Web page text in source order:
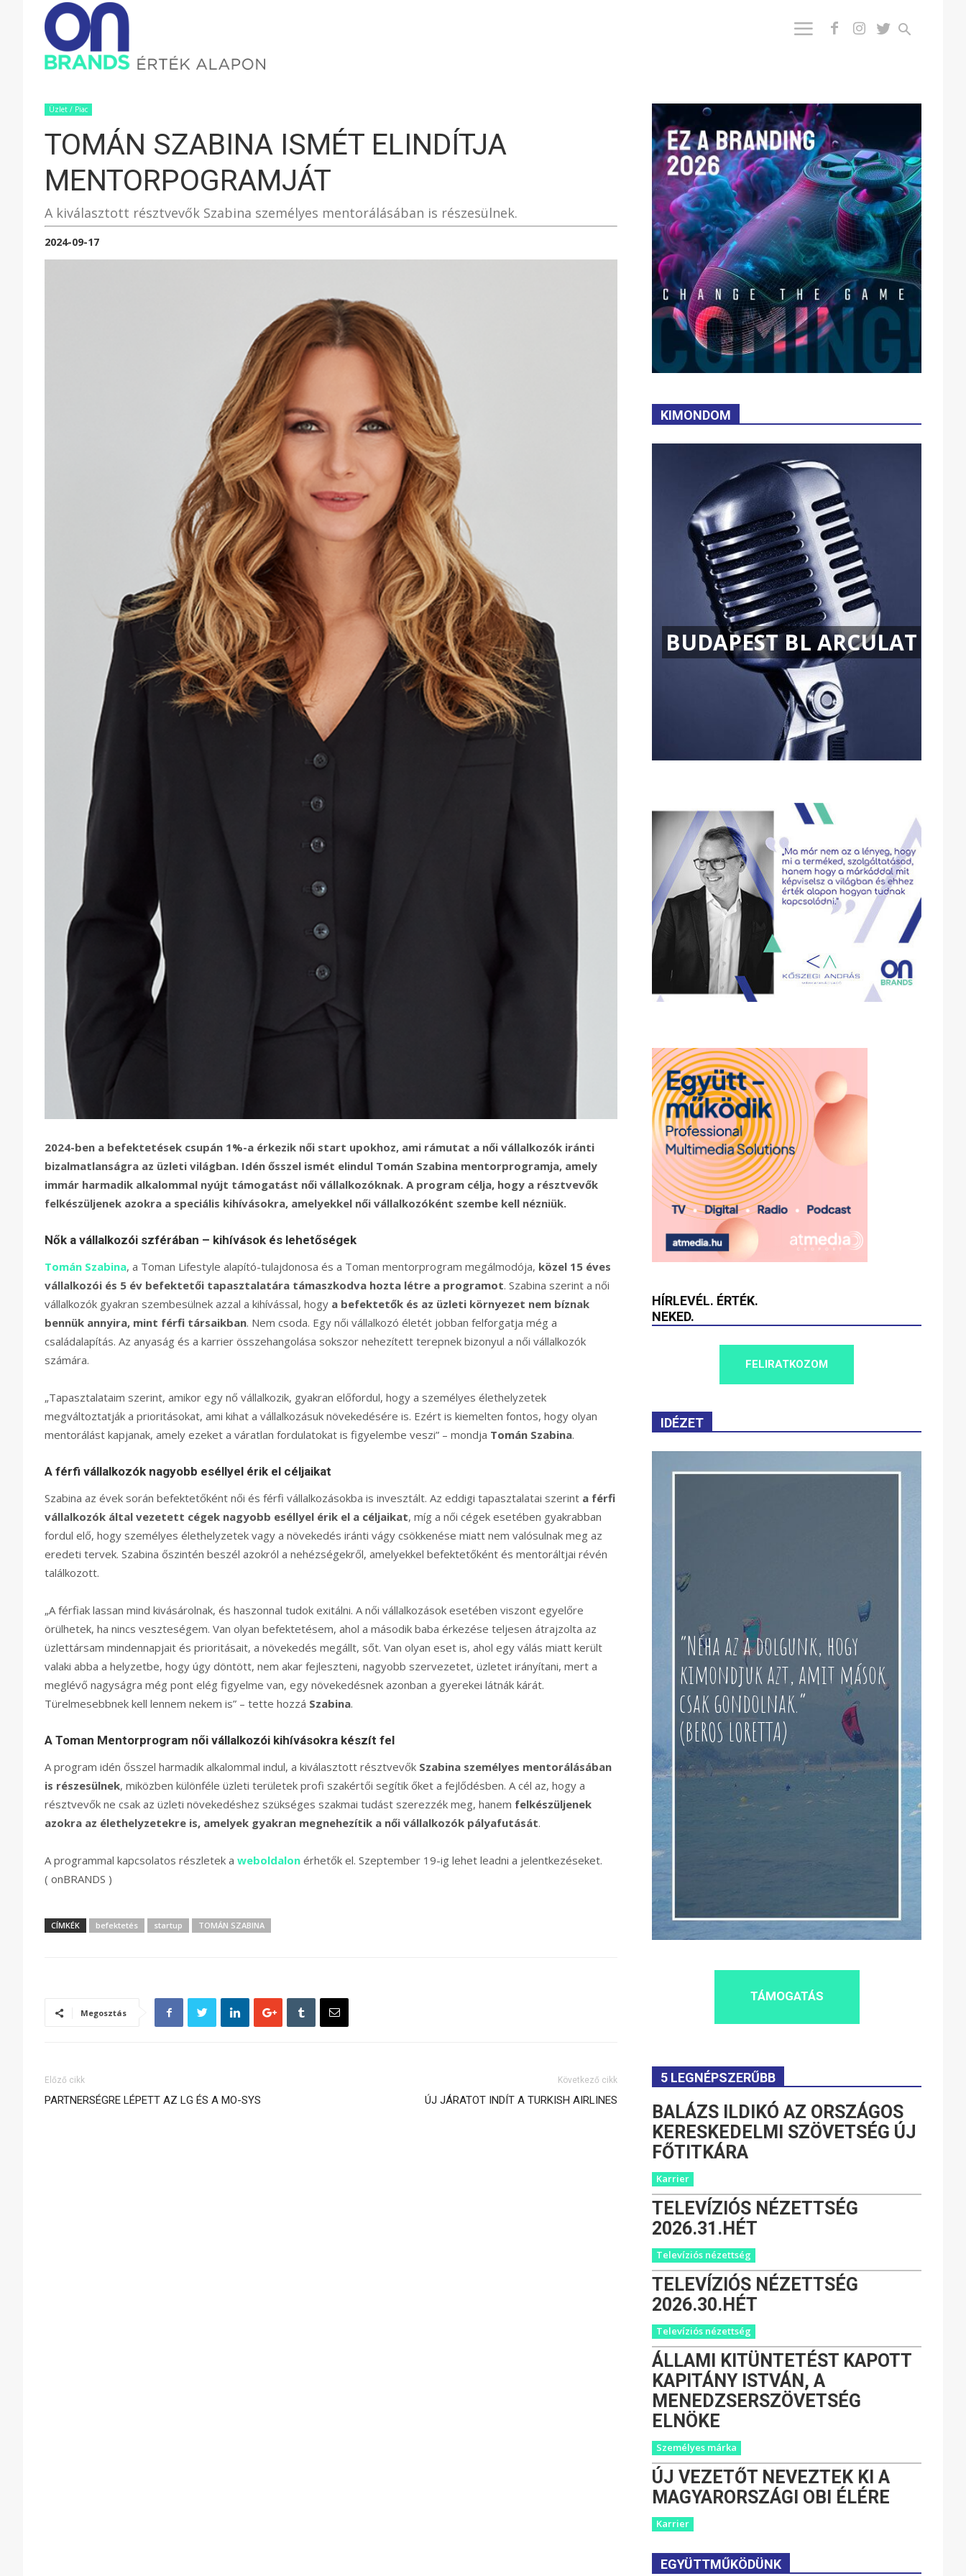
ÉRTÉK
Üzlet / Piac
TOMÁN SZABINA ISMÉT ELINDÍTJA
MENTORPOGRAMJÁT
A kiválasztott résztvevők Szabina személyes mentorálásában is részesülnek.
2024-09-17
2024-ben a befektetések csupán 1%-a érkezik női start upokhoz, ami rámutat a női vállalkozók iránti
bizalmatlanságra az üzleti világban. Idén ősszel ismét elindul Tomán Szabina mentorprogramja, amely
immár harmadik alkalommal nyújt támogatást női vállalkozóknak. A program célja, hogy a résztvevők
felkészüljenek azokra a speciális kihívásokra, amelyekkel női vállalkozóként szembe kell nézniük.
Nők a vállalkozói szférában – kihívások és lehetőségek
Tomán Szabina, a Toman Lifestyle alapító-tulajdonosa és a Toman mentorprogram megálmodója, közel 15 éves
vállalkozói és 5 év befektetői tapasztalatára támaszkodva hozta létre a programot. Szabina szerint a női
vállalkozók gyakran szembesülnek azzal a kihívással, hogy a befektetők és az üzleti környezet nem bíznak
bennük annyira, mint férfi társaikban. Nem csoda. Egy női vállalkozó életét jobban felforgatja még a
családalapítás. Az anyaság és a karrier összehangolása sokszor nehezített terepnek bizonyul a női vállalkozók
számára.
„Tapasztalataim szerint, amikor egy nő vállalkozik, gyakran előfordul, hogy a személyes élethelyzetek
megváltoztatják a prioritásokat, ami kihat a vállalkozásuk növekedésére is. Ezért is kiemelten fontos, hogy olyan
mentorálást kapjanak, amely ezeket a váratlan fordulatokat is figyelembe veszi” – mondja Tomán Szabina.
A férfi vállalkozók nagyobb eséllyel érik el céljaikat
Szabina az évek során befektetőként női és férfi vállalkozásokba is invesztált. Az eddigi tapasztalatai szerint a férfi
vállalkozók által vezetett cégek nagyobb eséllyel érik el a céljaikat, míg a női cégek esetében gyakrabban
fordul elő, hogy személyes élethelyzetek vagy a növekedés iránti vágy csökkenése miatt nem valósulnak meg az
eredeti tervek. Szabina őszintén beszél azokról a nehézségekről, amelyekkel befektetőként és mentoráltjai révén
találkozott.
„A férfiak lassan mind kivásárolnak, és haszonnal tudok exitálni. A női vállalkozások esetében viszont egyelőre
örülhetek, ha nincs veszteségem. Van olyan befektetésem, ahol a második baba érkezése teljesen átrajzolta az
üzlettársam mindennapjait és prioritásait, a növekedés megállt, sőt. Van olyan eset is, ahol egy válás miatt került
valaki abba a helyzetbe, hogy úgy döntött, nem akar fejleszteni, nagyobb szervezetet, üzletet irányítani, mert a
meglévő nagyságra még pont elég figyelme van, egy növekedésnek azonban a gyerekei látnák kárát.
Türelmesebbnek kell lennem nekem is” – tette hozzá Szabina.
A Toman Mentorprogram női vállalkozói kihívásokra készít fel
A program idén ősszel harmadik alkalommal indul, a kiválasztott résztvevők Szabina személyes mentorálásában
is részesülnek, miközben különféle üzleti területek profi szakértői segítik őket a fejlődésben. A cél az, hogy a
résztvevők ne csak az üzleti növekedéshez szükséges szakmai tudást szerezzék meg, hanem felkészüljenek
azokra az élethelyzetekre is, amelyek gyakran megnehezítik a női vállalkozók pályafutását.
A programmal kapcsolatos részletek a weboldalon érhetők el. Szeptember 19-ig lehet leadni a jelentkezéseket.
( onBRANDS )
CÍMKÉK befektetés startup TOMÁN SZABINA
Megosztás
Előző cikk
PARTNERSÉGRE LÉPETT AZ LG ÉS A MO-SYS
Következő cikk
ÚJ JÁRATOT INDÍT A TURKISH AIRLINES
KIMONDOM
BUDAPEST BL ARCULAT
HÍRLEVÉL. ÉRTÉK.
NEKED.
FELIRATKOZOM
IDÉZET
“Néha az a dolgunk, hogy
kimondjuk azt, amit mások
csak gondolnak.”
(BEROS LORETTA)
TÁMOGATÁS
5 LEGNÉPSZERŰBB
BALÁZS ILDIKÓ AZ ORSZÁGOS
KERESKEDELMI SZÖVETSÉG ÚJ
FŐTITKÁRA
Karrier
TELEVÍZIÓS NÉZETTSÉG
2026.31.HÉT
Televíziós nézettség
TELEVÍZIÓS NÉZETTSÉG
2026.30.HÉT
Televíziós nézettség
ÁLLAMI KITÜNTETÉST KAPOTT
KAPITÁNY ISTVÁN, A
MENEDZSERSZÖVETSÉG
ELNÖKE
Személyes márka
ÚJ VEZETŐT NEVEZTEK KI A
MAGYARORSZÁGI OBI ÉLÉRE
Karrier
EGYÜTTMŰKÖDÜNK